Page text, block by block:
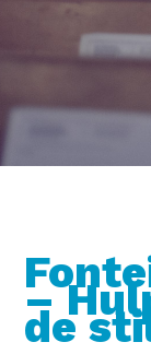
–
de